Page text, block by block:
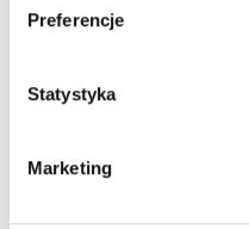
Preferencje
Statystyka
Marketing
Adres e-mail